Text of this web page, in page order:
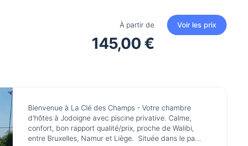
À partir de
145,00 €
Voir les prix
Bienvenue à La Clé des Champs - Votre chambre
d'hôtes à Jodoigne avec piscine privative. Calme,
confort, bon rapport qualité/prix, proche de Walibi,
entre Bruxelles, Namur et Liège. Située dans le pa...